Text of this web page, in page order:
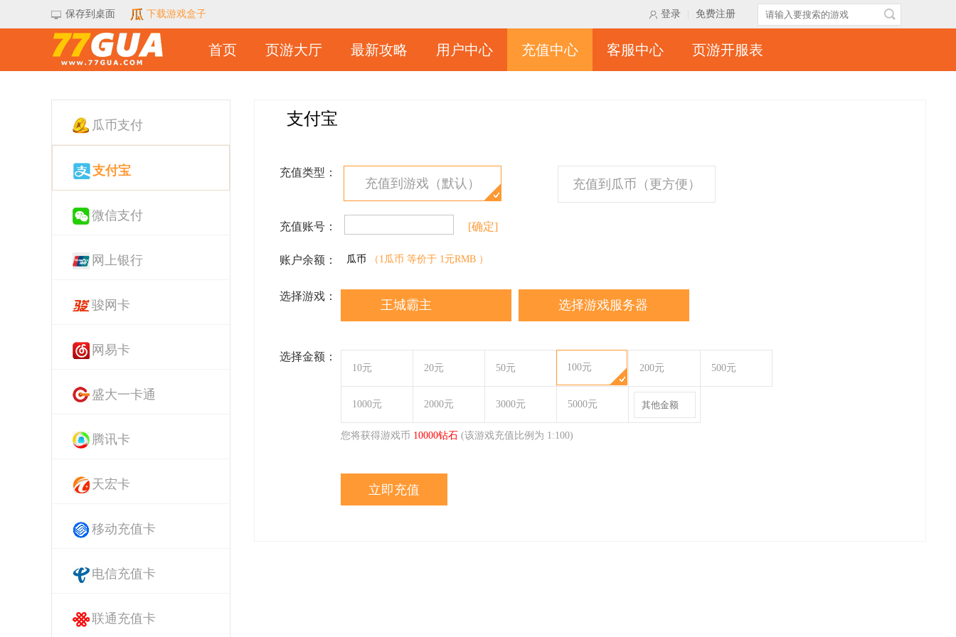
保存到桌面 下载游戏盒子 登录 免费注册
首页 页游大厅 最新攻略 用户中心 充值中心 客服中心 页游开服表
瓜币支付
支付宝
微信支付
网上银行
骏网卡
网易卡
盛大一卡通
腾讯卡
天宏卡
移动充值卡
电信充值卡
联通充值卡
支付宝
充值类型：
充值到游戏（默认） 充值到瓜币（更方便）
充值账号： [确定]
账户余额： 瓜币 （1瓜币 等价于 1元RMB ）
选择游戏：
王城霸主 选择游戏服务器
选择金额：
10元 20元 50元 100元 200元 500元
1000元 2000元 3000元 5000元
您将获得游戏币 10000钻石 (该游戏充值比例为 1:100)
立即充值